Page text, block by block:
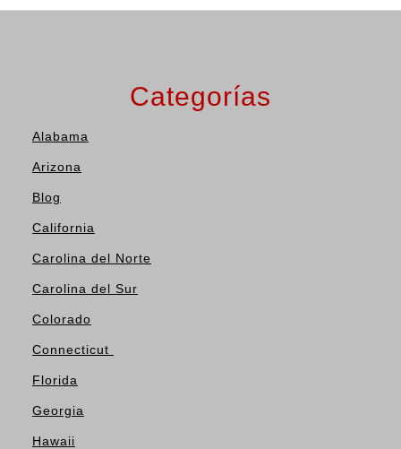
Categorías
Alabama
Arizona
Blog
California
Carolina del Norte
Carolina del Sur
Colorado
Connecticut
Florida
Georgia
Hawaii